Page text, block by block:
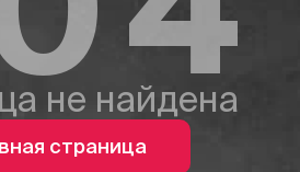
не найдена
страница